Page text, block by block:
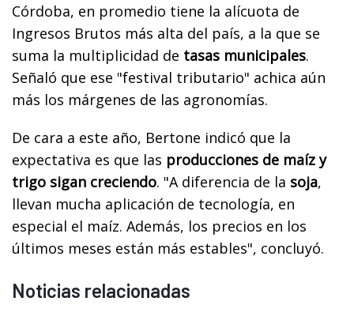
Córdoba, en promedio tiene la alícuota de
Ingresos Brutos más alta del país, a la que se
suma la multiplicidad de tasas municipales.
Señaló que ese "festival tributario" achica aún
más los márgenes de las agronomías.
De cara a este año, Bertone indicó que la
expectativa es que las producciones de maíz y
trigo sigan creciendo. "A diferencia de la soja,
llevan mucha aplicación de tecnología, en
especial el maíz. Además, los precios en los
últimos meses están más estables", concluyó.
Noticias relacionadas